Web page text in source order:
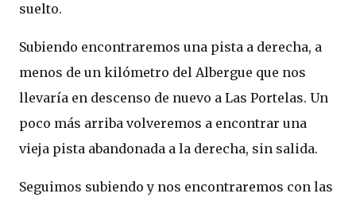
suelto.
Subiendo encontraremos una pista a derecha, a
menos de un kilómetro del Albergue que nos
llevaría en descenso de nuevo a Las Portelas. Un
poco más arriba volveremos a encontrar una
vieja pista abandonada a la derecha, sin salida.
Seguimos subiendo y nos encontraremos con las